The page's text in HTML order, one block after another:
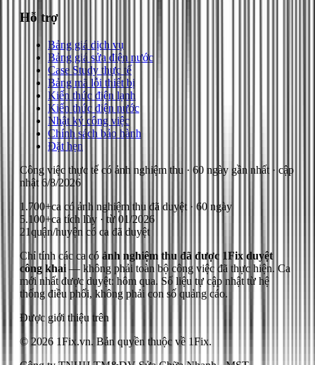
Hỗ trợ
Bảng giá dịch vụ
Bảng giá sửa điện nước
Case Study thực tế
Bảng mã lỗi thiết bị
Kiến thức điện lạnh
Kiến thức điện nước
Nhật ký công việc
Chính sách bảo hành
Đặt hẹn
Công việc thực tế có ảnh nghiệm thu · 60 ngày gần nhất · cập
nhật 6/8/2026
1.700+ca có ảnh nghiệm thu đã duyệt · 60 ngày
5.100+ca tích lũy · từ 01/2026
21quận/huyện có ca đã duyệt
Chỉ tính các ca có ảnh nghiệm thu đã được 1Fix duyệt
công khai — không phải toàn bộ công việc đã thực hiện. Ca
mới nhất được duyệt: hôm qua. Số liệu tự cập nhật từ hệ
thống điều phối, không phải con số quảng cáo.
Được giới thiệu trên
© 2026 1Fix.vn. Bản quyền thuộc về 1Fix.